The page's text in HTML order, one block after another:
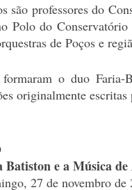
são professores do
Polo do Conservatório
de Poços e
o duo Faria-
originalmente
Batiston e a Música
27 de novembro de